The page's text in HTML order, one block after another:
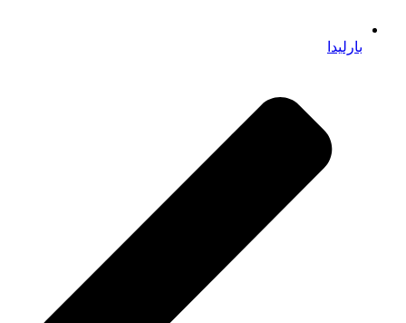
بارلیدا